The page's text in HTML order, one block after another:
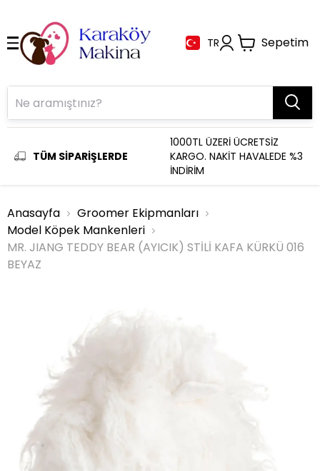
TR Sepetim
TÜM SİPARİŞLERDE
1000TL ÜZERİ ÜCRETSİZ
KARGO. NAKİT HAVALEDE %3
İNDİRİM
Anasayfa
Groomer Ekipmanları
Model Köpek Mankenleri
MR. JIANG TEDDY BEAR (AYICIK) STİLİ KAFA KÜRKÜ 016
BEYAZ